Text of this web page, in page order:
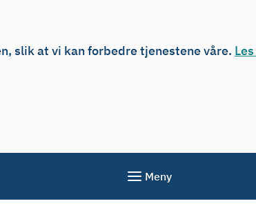
slik at vi kan forbedre tjenestene våre.
Meny